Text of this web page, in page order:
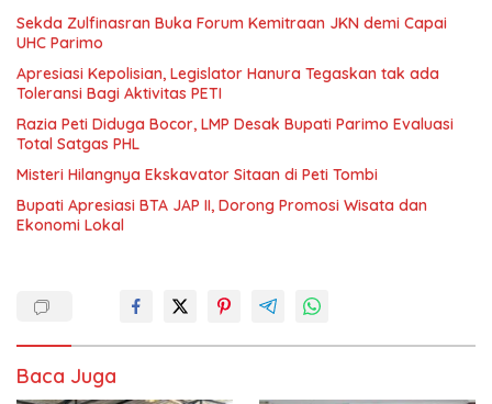
Sekda Zulfinasran Buka Forum Kemitraan JKN demi Capai
UHC Parimo
Apresiasi Kepolisian, Legislator Hanura Tegaskan tak ada
Toleransi Bagi Aktivitas PETI
Razia Peti Diduga Bocor, LMP Desak Bupati Parimo Evaluasi
Total Satgas PHL
Misteri Hilangnya Ekskavator Sitaan di Peti Tombi
Bupati Apresiasi BTA JAP II, Dorong Promosi Wisata dan
Ekonomi Lokal
Baca Juga